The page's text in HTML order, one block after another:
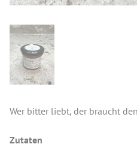
Wer bitter liebt, der braucht
Zutaten